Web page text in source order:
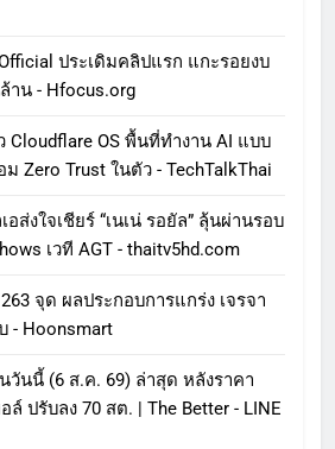
ประเดิมคลิปแรก แกะรอยงบ
าน - Hfocus.org
Cloudflare OS พื้นที่ทำงาน AI แบบ
ม Zero Trust ในตัว - TechTalkThai
ส่งใจเชียร์ “เนเน่ รอยัล” ลุ้นผ่านรอบ
เวที AGT - thaitv5hd.com
จุด ผลประกอบการแกร่ง เจรจา
- Hoonsmart
วันนี้ (6 ส.ค. 69) ล่าสุด หลังราคา
ปรับลง 70 สต. | The Better - LINE